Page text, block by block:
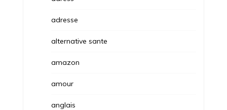
adresse
alternative sante
amazon
amour
anglais